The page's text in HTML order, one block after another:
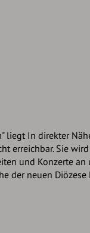
liegt In direkter
erreichbar. Sie
und Konzerte
der neuen Diözese